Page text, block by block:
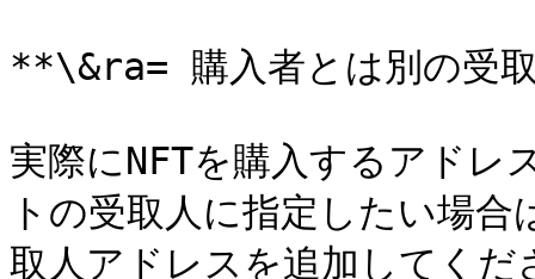
**\&ra= 購入者とは別の受
実際にNFTを購入するアドレ
トの受取人に指定したい場
取人アドレスを追加してくだ